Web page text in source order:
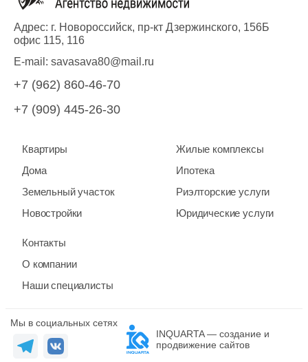
Адрес: г. Новороссийск, пр-кт Дзержинского, 156Б
офис 115, 116
E-mail: savasava80@mail.ru
+7 (962) 860-46-70
+7 (909) 445-26-30
Квартиры
Дома
Земельный участок
Новостройки
Жилые комплексы
Ипотека
Риэлторские услуги
Юридические услуги
Контакты
О компании
Наши специалисты
Мы в социальных сетях
INQUARTA — создание и
продвижение сайтов